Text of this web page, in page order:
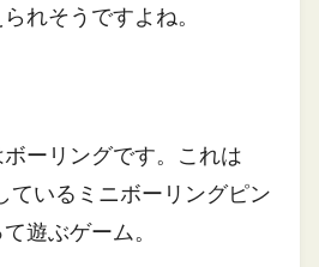
れそうですよね。
ーリングです。これは
ているミニボーリングピン
遊ぶゲーム。